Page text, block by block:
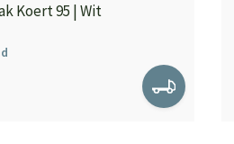
Koert 95 | Wit